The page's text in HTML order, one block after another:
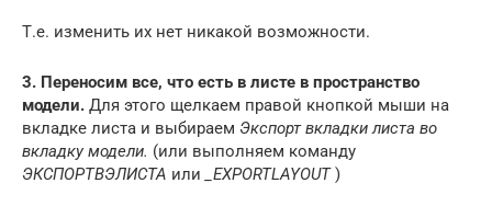
Т.е. изменить их нет никакой возможности.
3. Переносим все, что есть в листе в пространство
модели. Для этого щелкаем правой кнопкой мыши на
вкладке листа и выбираем Экспорт вкладки листа во
вкладку модели. (или выполняем команду
ЭКСПОРТВЭЛИСТА или _EXPORTLAYOUT)